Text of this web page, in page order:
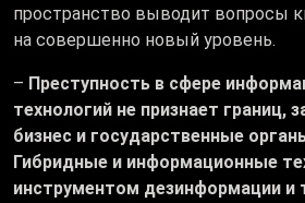
пространство выводит вопросы
на совершенно новый уровень.
– Преступность в сфере
технологий не признает границ,
бизнес и государственные
Гибридные и информационные
инструментом дезинформации и